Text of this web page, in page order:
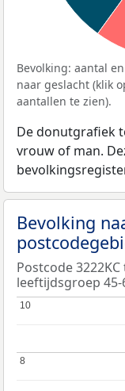
Bevolking: aantal
naar geslacht (klik
aantallen te zien).
De donutgrafiek
vrouw of man.
Bevolking
Postcode
leeftijdsgroep 45-
8
8
10
10